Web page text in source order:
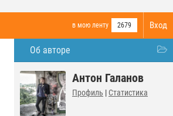
Вход
в мою ленту 2679
Об авторе
Антон Галанов
Профиль | Статистика